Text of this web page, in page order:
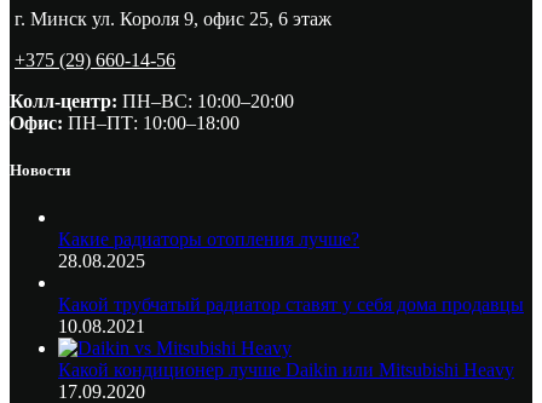
г. Минск ул. Короля 9, офис 25, 6 этаж
+375 (29) 660-14-56
Колл-центр: ПН–ВС: 10:00–20:00​
Офис: ПН–ПТ: 10:00–18:00
Новости
Какие радиаторы отопления лучше?
28.08.2025
Какой трубчатый радиатор ставят у себя дома продавцы
10.08.2021
Какой кондиционер лучше Daikin или Mitsubishi Heavy
17.09.2020